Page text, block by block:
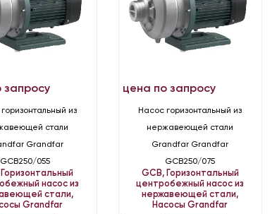
запросу
из
стали
Grandfar
GCB250/055
Горизонтальный
насос из
стали,
Grandfar
цена по запросу
Насос горизонтальный из
нержавеющей стали
Grandfar Grandfar
GCB250/075
GCB, Горизонтальный
центробежный насос из
нержавеющей стали,
Насосы Grandfar